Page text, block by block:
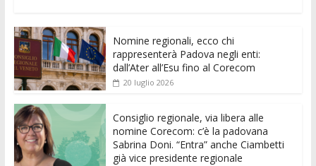
e
b
o
o
k
itt
er l s
A
p
p
ss
e
n
er
di
t
k
e
dI
di
vi
Nomine regionali, ecco chi
rappresenterà Padova negli enti:
dall’Ater all’Esu fino al Corecom
20 luglio 2026
Consiglio regionale, via libera alle
nomine Corecom: c’è la padovana
Sabrina Doni. “Entra” anche Ciambetti
già vice presidente regionale